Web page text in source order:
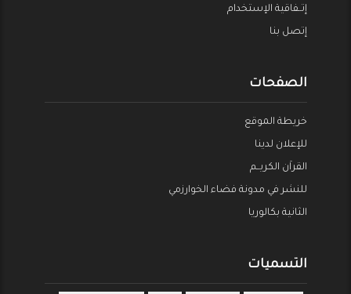
إتــفاقية الإستخدام
إتصل بنا
الصفحات
خريطة الموقع
للإعلان لدينا
القراَن الكريــم
للنشر في مدونة فضاء الخوارزمي
الثانية بكالوريا
التسميات